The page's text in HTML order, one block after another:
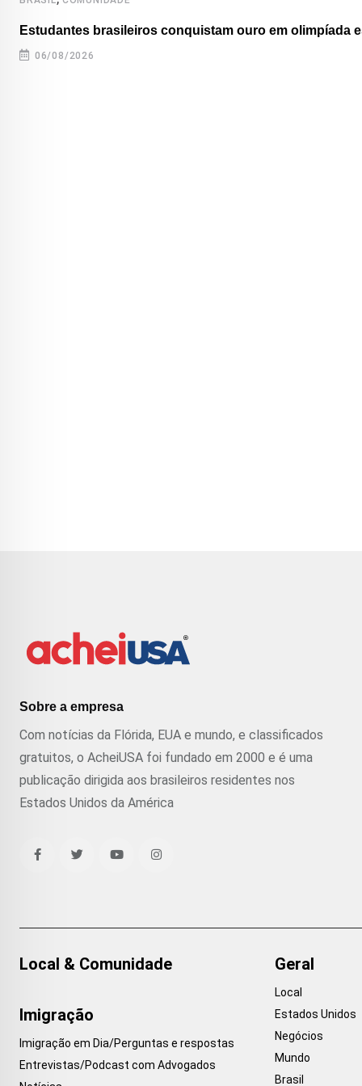
Estudantes brasileiros conquistam ouro em olimpíada
06/08/2026
Sobre a empresa
Com notícias da Flórida, EUA e mundo, e classificados
gratuitos, o AcheiUSA foi fundado em 2000 e é uma
publicação dirigida aos brasileiros residentes nos
Estados Unidos da América
Local & Comunidade
Imigração
Imigração em Dia/Perguntas e respostas
Entrevistas/Podcast com Advogados
Geral
Local
Estados Unidos
Negócios
Mundo
Brasil